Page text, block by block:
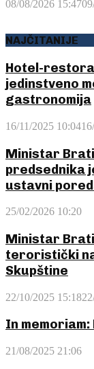
08/08/2026 15:47
NAJČITANIJE
Hotel-
jedinstveno
gastronomija
16/11/2025 10:04
Ministar
predsednika
ustavni
25/02/2026 10:20
Ministar
teroristički
Skupštine
22/10/2025 15:18
In
21/08/2025 21:06